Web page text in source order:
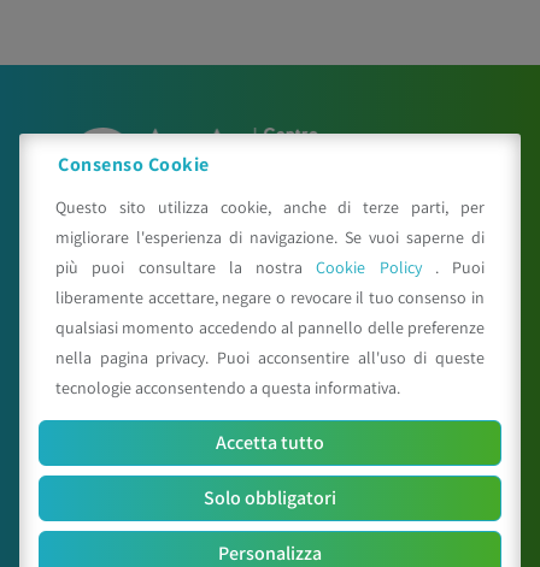
C.A.A. "Giorgio Nicoli" S.r.l.
Via Sant’Agata n.835,40014 Crevalcore(BO)
051 6802211
caa@caa.it|pec:caa.srl@pec.it
Orari
9:00 – 18:00
Sabato – Domenica:Chiuso
Consenso Cookie
Questo sito utilizza cookie, anche di terze parti, per
migliorare l'esperienza di navigazione. Se vuoi saperne di
più puoi consultare la nostraCookie Policy . Puoi
liberamente accettare, negare o revocare il tuo consenso in
qualsiasi momento accedendo al pannello delle preferenze
nella pagina privacy. Puoi acconsentire all'uso di queste
tecnologie acconsentendo a questa informativa.
Accetta tutto
Solo obbligatori
Personalizza